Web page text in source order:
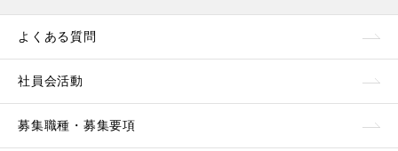
よくある質問
社員会活動
募集職種・募集要項